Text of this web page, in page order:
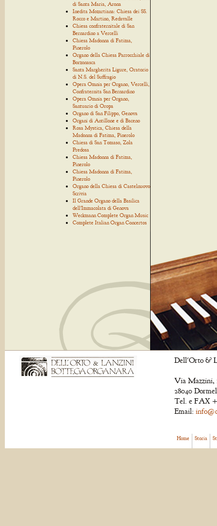
di Santa Maria, Arona
Inedita Mozartiana: Chiesa dei SS.
Rocco e Martino, Redavalle
Chiesa confraternitale di San
Bernardino a Vercelli
Chiesa Madonna di Fatima,
Pinerolo
Organo della Chiesa Parrocchiale di
Borzonasca
Santa Margherita Ligure, Oratorio
di N.S. del Suffragio
Opera Omnia per Organo, Vercelli,
Confraternita San Bernardino
Opera Omnia per Organo,
Santuario di Oropa
Organo di San Filippo, Genova
Organi di Antillone e di Baceno
Rosa Mystica, Chiesa della
Madonna di Fatima, Pinerolo
Chiesa di San Tomaso, Zola
Predosa
Chiesa Madonna di Fatima,
Pinerolo
Chiesa Madonna di Fatima,
Pinerolo
Organo della Chiesa di Castelnuovo
Scrivia
Il Grande Organo della Basilica
dell'Immacolata di Genova
Weckmann Complete Organ Music
Complete Italian Organ Concertos
Dell'Orto &
Via Mazzini,
28040
Tel. e FAX
Email:
Home Storia